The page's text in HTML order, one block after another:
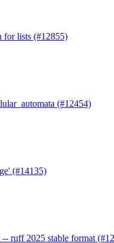
for lists (#12855)
(#12454)
(#14135)
ruff 2025 stable format